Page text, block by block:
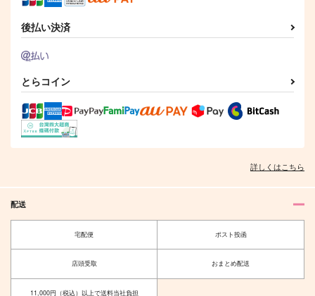
944
乱凪砂×七種茨
作品詳細 作品詳細
凪誠士郎×御影玲王
作品詳細
土井半助の休日
本丸育児日誌～写しの
写し最初の一週間～
後払い決済
とらコイン
詳しくはこちら
配送
宅配便 ポスト投函
店頭受取 おまとめ配送
11,000円（税込）以上で送料当社負担